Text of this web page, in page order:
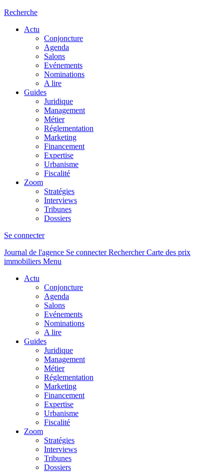
Recherche
Actu
Conjoncture
Agenda
Salons
Evénements
Nominations
A lire
Guides
Juridique
Management
Métier
Réglementation
Marketing
Financement
Expertise
Urbanisme
Fiscalité
Zoom
Stratégies
Interviews
Tribunes
Dossiers
Se connecter
Journal de l'agence Se connecterRechercher Carte des prix
immobiliers Menu
Actu
Conjoncture
Agenda
Salons
Evénements
Nominations
A lire
Guides
Juridique
Management
Métier
Réglementation
Marketing
Financement
Expertise
Urbanisme
Fiscalité
Zoom
Stratégies
Interviews
Tribunes
Dossiers